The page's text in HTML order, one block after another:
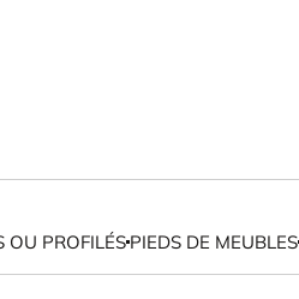
OU PROFILÉSPIEDS DE MEUBLES